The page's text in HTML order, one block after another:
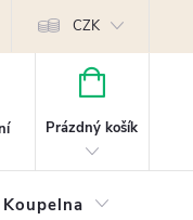
Poptávky a B2B
CZK
NÁKUPNÍ
Prázdný košík
Koupelna